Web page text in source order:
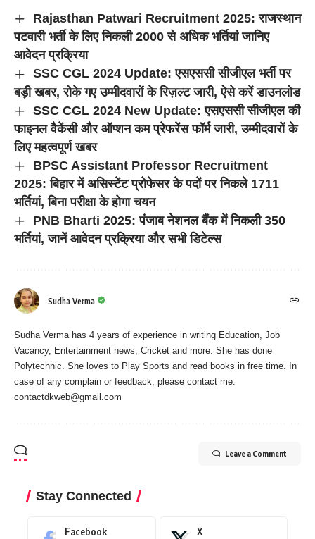
Rajasthan Patwari Recruitment 2025: राजस्थान
पटवारी भर्ती के लिए निकली 2000 से अधिक भर्तियां जानिए
आवेदन प्रक्रिया
SSC CGL 2024 Update: एसएससी सीजीएल भर्ती पर
बड़ी खबर, रोके गए उम्मीदवारों के रिज़ल्ट जारी, ऐसे करें डाउनलोड
SSC CGL 2024 New Update: एसएससी सीजीएल की
फाइनल वैकेंसी और ऑप्शन कम प्रेफरेंस फॉर्म जारी, उम्मीदवारों के
लिए महत्वपूर्ण खबर
BPSC Assistant Professor Recruitment
2025: बिहार में असिस्टेंट प्रोफेसर के पदों पर निकले 1711
भर्तियां, बिना परीक्षा के होगा चयन
PNB Bharti 2025: पंजाब नेशनल बैंक में निकली 350
भर्तियां, जानें आवेदन प्रक्रिया और सभी डिटेल्स
Sudha Verma
Sudha Verma has 4 years of experience in writing Education, Job
Vacancy, Entertainment news, Cricket and more. She has done
Polytechnic. She loves to Play Sports and read books in free time. In
case of any complain or feedback, please contact me:
contactdkweb@gmail.com
Leave a Comment
Stay Connected
Facebook X